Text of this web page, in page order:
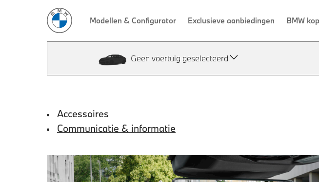
Geen voertuig geselecteerd
Accessoires
Communicatie & informatie